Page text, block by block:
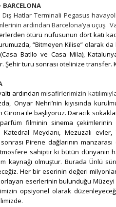
Dış Hatlar Terminali Pegasus
ardından Barcelona’ya uçuş.
ötürü nüfusunun dört katı
“Bitmeyen Kilise” olarak
Batllo ve Casa Mila),
Şehir turu sonrası otelinize transfer.
ardından misafirlerimizin
Onyar Nehri’nin kıyısında
ile başlıyoruz. Daracık
filminin sinema çekimlerinin
Meydanı, Mezuzalı
Pirene dağlarının
sahiptir ki bütün dünyanın
kaynağı olmuştur. Burada Ünlü
Her bir eserinin değeri
eserlerinin bulunduğu
opsiyonel olarak